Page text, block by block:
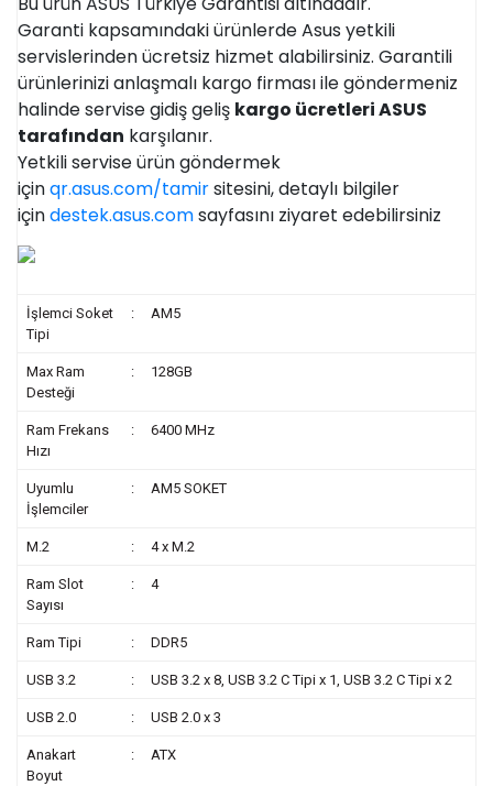
Garanti kapsamındaki ürünlerde Asus yetkili
servislerinden ücretsiz hizmet alabilirsiniz. Garantili
ürünlerinizi anlaşmalı kargo firması ile göndermeniz
halinde servise gidiş geliş kargo ücretleri ASUS
tarafından karşılanır.
Yetkili servise ürün göndermek
içinqr.asus.com/tamirsitesini, detaylı bilgiler
içindestek.asus.comsayfasını ziyaret edebilirsiniz
İşlemci Soket
Tipi
: AM5
Max Ram
Desteği
: 128GB
Ram Frekans
Hızı
: 6400 MHz
Uyumlu
İşlemciler
: AM5 SOKET
M.2 : 4 x M.2
Ram Slot
Sayısı
: 4
Ram Tipi : DDR5
USB 3.2 : USB 3.2 x 8, USB 3.2 C Tipi x 1, USB 3.2 C Tipi x 2
USB 2.0 : USB 2.0 x 3
Anakart
Boyut
: ATX